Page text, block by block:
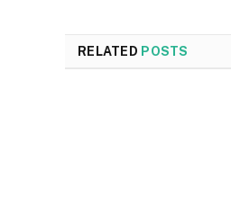
RELATED POSTS